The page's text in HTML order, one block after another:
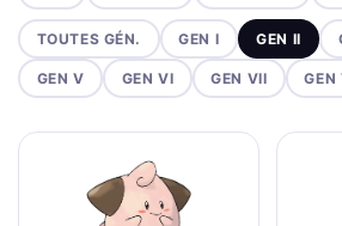
TOUTES GÉN. GEN I GEN II
GEN V GEN VI GEN VII GEN